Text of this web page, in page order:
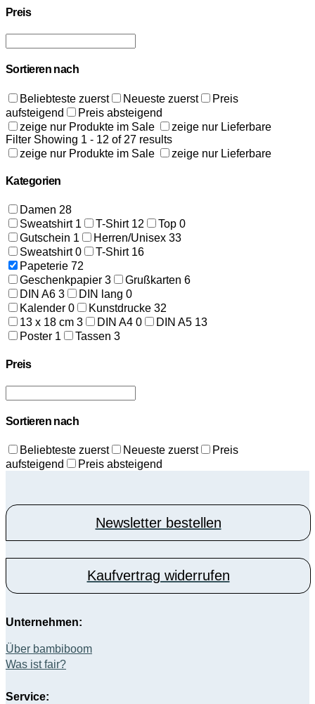
Preis
Sortieren nach
Beliebteste zuerst Neueste zuerst
Preis
aufsteigend
Preis absteigend
zeige nur Produkte im Sale
zeige nur Lieferbare
Filter Showing 1 - 12 of 27 results
zeige nur Produkte im Sale
zeige nur Lieferbare
Kategorien
Damen 28
Sweatshirt 1 T-Shirt 12 Top 0
Gutschein 1 Herren/Unisex 33
Sweatshirt0 T-Shirt 16
Papeterie 72
Geschenkpapier 3 Grußkarten 6
DIN A6 3 DIN lang 0
Kalender 0 Kunstdrucke 32
13 x 18 cm 3 DIN A4 0 DIN A5 13
Poster 1 Tassen 3
Preis
Sortieren nach
Beliebteste zuerst Neueste zuerst
Preis
aufsteigend
Preis absteigend
Unternehmen:
Über bambiboom
Was ist fair?
Service:
Newsletter bestellen
Kaufvertrag widerrufen